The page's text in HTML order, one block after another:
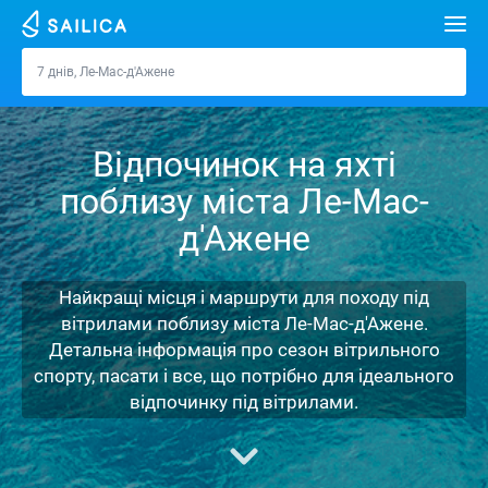
Ле-Мас-д'Ажене
7 днів, Ле-Мас-д'Ажене
Орендувати яхту
Хорватія
Греція
Італія
Туреччина
Іспанія
Франція
Спліт
Шибеник
Задар
Сардинія
Сицилія
Марина Алімос
D-Marin Лефкас
Марина Далмація
D-Marin Гувія
Beneteau
Jeanneau
Bavaria
Lagoon 40
Lagoon 42
Bavaria C42
Напрямки
Задар
Дубровник
Спліт
Біоград
Трогір
Афіни
Лефкада
Волос
Корфу
Майорка
Ібіца
Канарські острови
Азорські острови
Мадейра
Сицилія
Марини
Журнал
Про Sailica
Питання-відповідь
Запит на оренду
FREE
Відпочинок на яхті
поблизу міста Ле-Мас-
д'Ажене
Найкращі місця і маршрути для походу під
вітрилами поблизу міста Ле-Мас-д'Ажене.
Детальна інформація про сезон вітрильного
спорту, пасати і все, що потрібно для ідеального
відпочинку під вітрилами.